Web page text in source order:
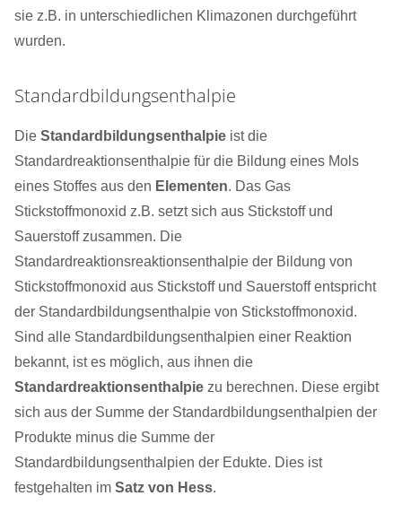
sie z.B. in unterschiedlichen Klimazonen durchgeführt
wurden.
Standardbildungsenthalpie
Die Standardbildungsenthalpie ist die
Standardreaktionsenthalpie für die Bildung eines Mols
eines Stoffes aus den Elementen. Das Gas
Stickstoffmonoxid z.B. setzt sich aus Stickstoff und
Sauerstoff zusammen. Die
Standardreaktionsreaktionsenthalpie der Bildung von
Stickstoffmonoxid aus Stickstoff und Sauerstoff entspricht
der Standardbildungsenthalpie von Stickstoffmonoxid.
Sind alle Standardbildungsenthalpien einer Reaktion
bekannt, ist es möglich, aus ihnen die
Standardreaktionsenthalpie zu berechnen. Diese ergibt
sich aus der Summe der Standardbildungsenthalpien der
Produkte minus die Summe der
Standardbildungsenthalpien der Edukte. Dies ist
festgehalten im Satz von Hess.